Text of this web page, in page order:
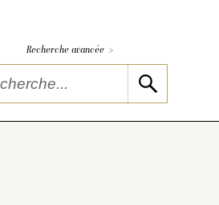
Recherche avancée >